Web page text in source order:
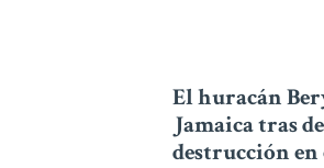
El huracán
Jamaica tras
destrucción